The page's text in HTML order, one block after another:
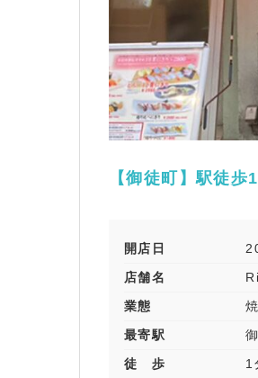
【御徒町】駅徒
開店日
店舗名
業態
最寄駅
徒 歩
1